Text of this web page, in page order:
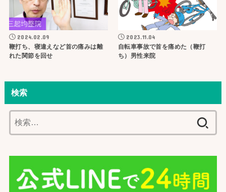
2024.02.09
鞭打ち、寝違えなど首の痛みは離
れた関節を回せ
2023.11.04
自転車事故で首を痛めた（鞭打
ち）男性来院
検索
索: